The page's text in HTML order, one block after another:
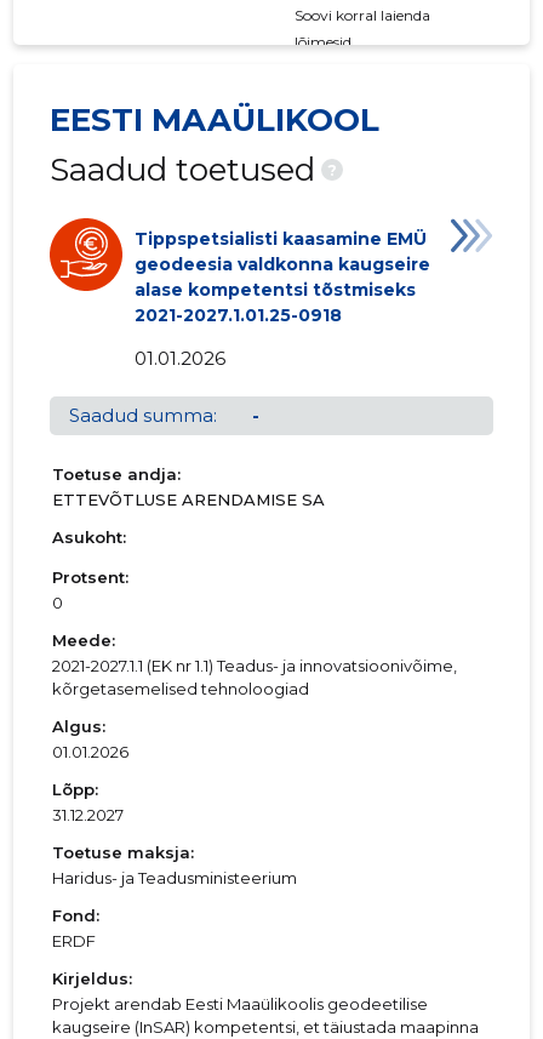
Soovi korral laienda
lõimesid
EESTI MAAÜLIKOOL
Saadud toetused
?
Tippspetsialisti kaasamine EMÜ
geodeesia valdkonna kaugseire
alase kompetentsi tõstmiseks
2021-2027.1.01.25-0918
01.01.2026
Saadud summa: -
Toetuse andja:
ETTEVÕTLUSE ARENDAMISE SA
Asukoht:
Protsent:
0
Meede:
2021-2027.1.1 (EK nr 1.1) Teadus- ja innovatsioonivõime,
kõrgetasemelised tehnoloogiad
Algus:
01.01.2026
Lõpp:
31.12.2027
Toetuse maksja:
Haridus- ja Teadusministeerium
Fond:
ERDF
Kirjeldus:
Projekt arendab Eesti Maaülikoolis geodeetilise
kaugseire (InSAR) kompetentsi, et täiustada maapinna